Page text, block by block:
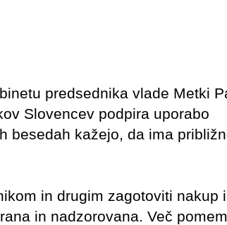
predsednika vlade Metki
Slovencev podpira uporabo
besedah kažejo, da ima
in drugim zagotoviti nakup
in nadzorovana. Več